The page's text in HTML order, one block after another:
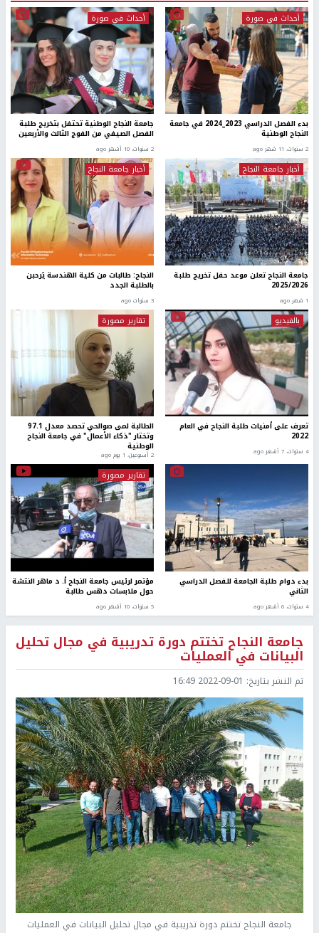
أحداث في صورة
بدء الفصل الدراسي 2023_2024 في جامعة
النجاح الوطنية
2 سنوات، 11 شهر ago
أحداث في صورة
جامعة النجاح الوطنية تحتفل بتخريج طلبة
الفصل الصيفي من الفوج الثالث والأربعين
2 سنوات، 10 أشهر ago
أخبار جامعة النجاح
جامعة النجاح تعلن موعد حفل تخريج طلبة
2025/2026
1 شهر ago
أخبار جامعة النجاح
النجاح: طالبات من كلية الهندسة يُرحبن
بالطلبة الجدد
3 سنوات ago
بالفيديو
تعرف على أمنيات طلبة النجاح في العام
2022
4 سنوات، 7 أشهر ago
تقارير مصورة
الطالبة لمى صوالحي تحصد معدل 97.1
وتختار "ذكاء الأعمال" في جامعة النجاح
الوطنية
2 أسبوعين، 1 يوم ago
بدء دوام طلبة الجامعة للفصل الدراسي
الثاني
4 سنوات، 6 أشهر ago
تقارير مصورة
مؤتمر لرئيس جامعة النجاح أ. د ماهر النتشة
حول ملابسات دهس طالبة
5 سنوات، 10 أشهر ago
جامعة النجاح تختتم دورة تدريبية في مجال تحليل
البيانات في العمليات
تم النشر بتاريخ: 2022-09-01 16:49
جامعة النجاح تختتم دورة تدريبية في مجال تحليل البيانات في العمليات